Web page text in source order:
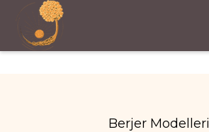
Berjer Modelleri